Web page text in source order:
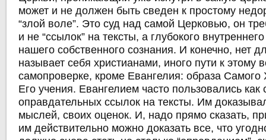
может и не должен быть сведен к простому
“злой воле”. Это суд над самой Церковью, он
и не “ссылок” на тексты, а глубокого
нашего собственного сознания. И конечно, нет
называет себя христианами, иного пути к этому
самопроверке, кроме Евангелия: образа
Его учения. Евангелием часто пользовались как
оправдательных ссылок на тексты. Им
мыслей, своих оценок. И, надо прямо сказать,
им действительно можно доказать все, что